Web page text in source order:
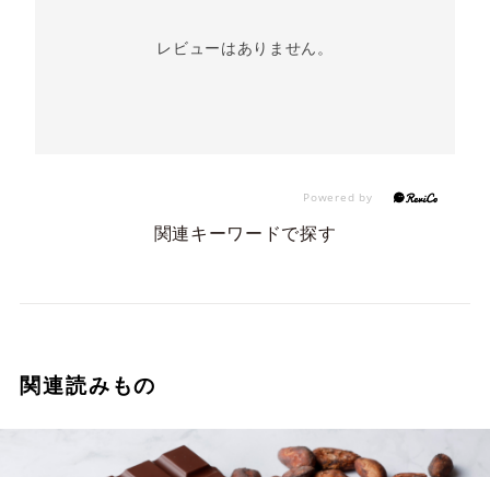
レビューはありません。
関連キーワードで探す
関連読みもの